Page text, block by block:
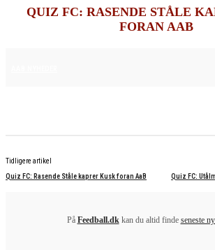
QUIZ FC: RASENDE STÅLE
FORAN AAB
Tidligere artikel
Quiz FC: Rasende Ståle kaprer Kusk foran AaB
Quiz FC:
På Feedball.dkkan du altid finde seneste